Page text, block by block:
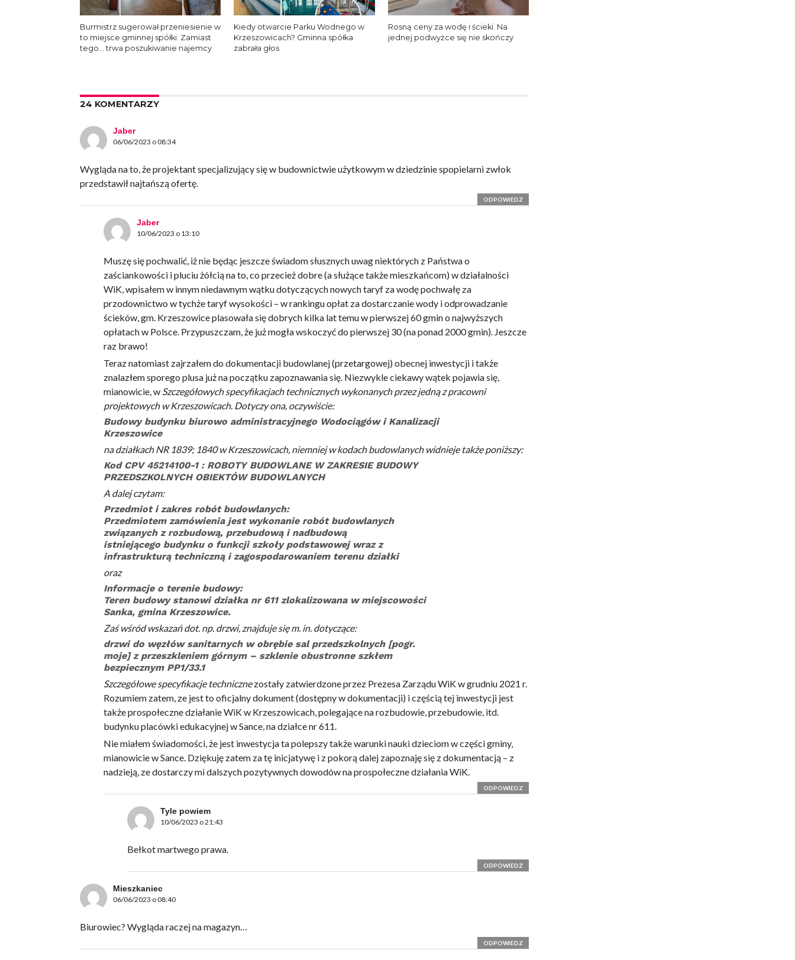
Burmistrz sugerował przeniesienie w
to miejsce gminnej spółki. Zamiast
tego… trwa poszukiwanie najemcy
Kiedy otwarcie Parku Wodnego w
Krzeszowicach? Gminna spółka
zabrała głos
Rosną ceny za wodę i ścieki. Na
jednej podwyżce się nie skończy
24 KOMENTARZY
Jaber
06/06/2023 o 08:34
Wygląda na to, że projektant specjalizujący się w budownictwie użytkowym w dziedzinie spopielarni zwłok
przedstawił najtańszą ofertę.
ODPOWIEDZ
Jaber
10/06/2023 o 13:10
Muszę się pochwalić, iż nie będąc jeszcze świadom słusznych uwag niektórych z Państwa o
zaściankowości i pluciu żółcią na to, co przecież dobre (a służące także mieszkańcom) w działalności
WiK, wpisałem w innym niedawnym wątku dotyczących nowych taryf za wodę pochwałę za
przodownictwo w tychże taryf wysokości – w rankingu opłat za dostarczanie wody i odprowadzanie
ścieków, gm. Krzeszowice plasowała się dobrych kilka lat temu w pierwszej 60 gmin o najwyższych
opłatach w Polsce. Przypuszczam, że już mogła wskoczyć do pierwszej 30 (na ponad 2000 gmin). Jeszcze
raz brawo!
Teraz natomiast zajrzałem do dokumentacji budowlanej (przetargowej) obecnej inwestycji i także
znalazłem sporego plusa już na początku zapoznawania się. Niezwykle ciekawy wątek pojawia się,
mianowicie, w Szczegółowych specyfikacjach technicznych wykonanych przez jedną z pracowni
projektowych w Krzeszowicach. Dotyczy ona, oczywiście:
Budowy budynku biurowo administracyjnego Wodociągów i Kanalizacji
Krzeszowice
na działkach NR 1839; 1840 w Krzeszowicach, niemniej w kodach budowlanych widnieje także poniższy:
Kod CPV 45214100-1 : ROBOTY BUDOWLANE W ZAKRESIE BUDOWY
PRZEDSZKOLNYCH OBIEKTÓW BUDOWLANYCH
A dalej czytam:
Przedmiot i zakres robót budowlanych:
Przedmiotem zamówienia jest wykonanie robót budowlanych
związanych z rozbudową, przebudową i nadbudową
istniejącego budynku o funkcji szkoły podstawowej wraz z
infrastrukturą techniczną i zagospodarowaniem terenu działki
oraz
Informacje o terenie budowy:
Teren budowy stanowi działka nr 611 zlokalizowana w miejscowości
Sanka, gmina Krzeszowice.
Zaś wśród wskazań dot. np. drzwi, znajduje się m. in. dotyczące:
drzwi do węzłów sanitarnych w obrębie sal przedszkolnych[pogr.
moje] z przeszkleniem górnym – szklenie obustronne szkłem
bezpiecznym PP1/33.1
Szczegółowe specyfikacje technicznezostały zatwierdzone przez Prezesa Zarządu WiK w grudniu 2021 r.
Rozumiem zatem, ze jest to oficjalny dokument (dostępny w dokumentacji) i częścią tej inwestycji jest
także prospołeczne działanie WiK w Krzeszowicach, polegające na rozbudowie, przebudowie, itd.
budynku placówki edukacyjnej w Sance, na działce nr 611.
Nie miałem świadomości, że jest inwestycja ta polepszy także warunki nauki dzieciom w części gminy,
mianowicie w Sance. Dziękuję zatem za tę inicjatywę i z pokorą dalej zapoznaję się z dokumentacją – z
nadzieją, ze dostarczy mi dalszych pozytywnych dowodów na prospołeczne działania WiK.
ODPOWIEDZ
Tyle powiem
10/06/2023 o 21:43
Bełkot martwego prawa.
ODPOWIEDZ
Mieszkaniec
06/06/2023 o 08:40
Biurowiec? Wygląda raczej na magazyn…
ODPOWIEDZ